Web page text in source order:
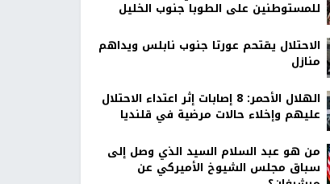
للمستوطنين على الطوبا جنوب الخليل
الاحتلال يقتحم عورتا جنوب نابلس ويداهم
منازل
الهلال الأحمر: 8 إصابات إثر اعتداء الاحتلال
عليهم وإخلاء حالات مرضية في قلنديا
من هو عبد السلام السيد الذي وصل إلى
سباق مجلس الشيوخ الأميركي عن